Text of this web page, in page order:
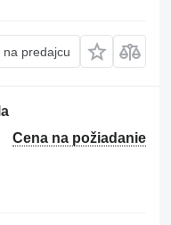
predajcu
Cena na požiadanie